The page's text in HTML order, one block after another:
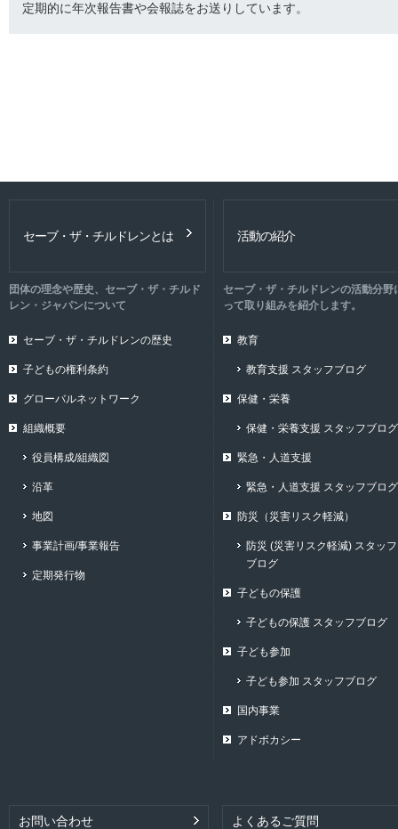
定期的に年次報告書や会報誌をお送りしています。
セーブ・ザ・チルドレンとは
団体の理念や歴史、セーブ・ザ・チルド
レン・ジャパンについて
セーブ・ザ・チルドレンの歴史
子どもの権利条約
グローバルネットワーク
組織概要
役員構成/組織図
沿革
地図
事業計画/事業報告
定期発行物
活動の紹介
セーブ・ザ・チルドレンの活動分野
って取り組みを紹介します。
教育
教育支援 スタッフブログ
保健・栄養
保健・栄養支援 スタッフブログ
緊急・人道支援
緊急・人道支援 スタッフブログ
防災（災害リスク軽減）
防災 (災害リスク軽減) スタッフ
ブログ
子どもの保護
子どもの保護 スタッフブログ
子ども参加
子ども参加 スタッフブログ
国内事業
アドボカシー
お問い合わせ よくあるご質問